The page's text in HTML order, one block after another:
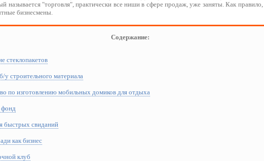
называется "торговля", практически все ниши в сфере продаж, уже заняты. Как правило,
бизнесмены.
Содержание:
стеклопакетов
у строительного материала
по изготовлению мобильных домиков для отдыха
быстрых свиданий
как бизнес
клуб